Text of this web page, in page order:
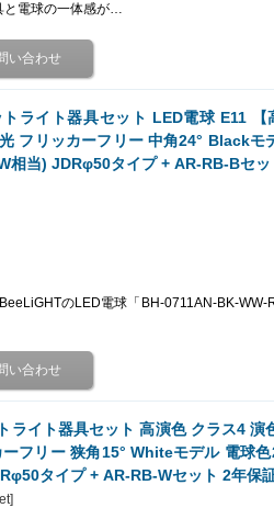
と電球の一体感が…
ライト器具セット LED電球 E11 【
フリッカーフリー 中角24° Blackモ
相当) JDRφ50タイプ + AR-RB-Bセ
のLED電球「BH-0711AN-BK-WW-
ライト器具セット 高演色 クラス4
フリー 狭角15° Whiteモデル 電球
タイプ + AR-RB-Wセット 2年保
]